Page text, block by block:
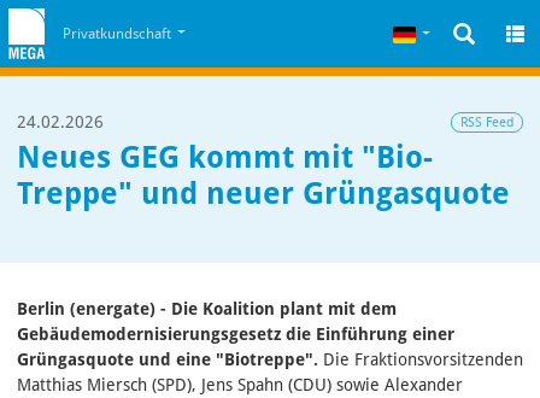
Zum Cookiehinweis
Privatkundschaft Deutsch
24.02.2026 RSS Feed
Neues GEG kommt mit "Bio-
Treppe" und neuer Grüngasquote
Berlin (energate) - Die Koalition plant mit dem
Gebäudemodernisierungsgesetz die Einführung einer
Grüngasquote und eine "Biotreppe". Die Fraktionsvorsitzenden
Matthias Miersch (SPD), Jens Spahn (CDU) sowie Alexander